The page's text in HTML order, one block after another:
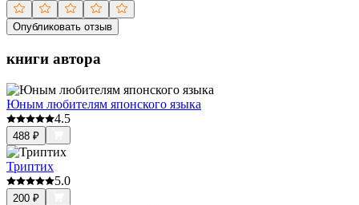
Опубликовать отзыв
книги автора
Юным любителям японского языка
4.5
488 ₽
Триптих
5.0
200 ₽